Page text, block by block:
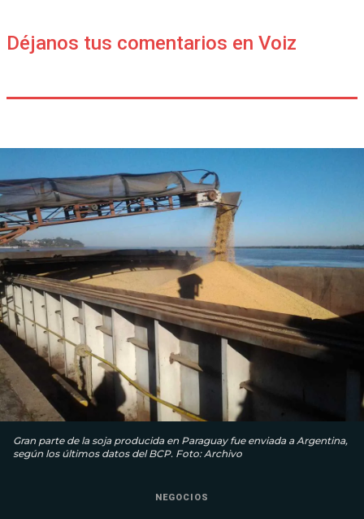
Déjanos tus comentarios en Voiz
Gran parte de la soja producida en Paraguay fue enviada a Argentina,
según los últimos datos del BCP. Foto: Archivo
NEGOCIOS